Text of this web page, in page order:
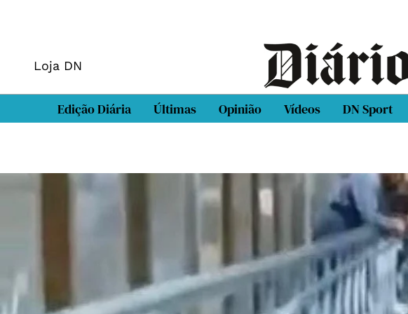
Loja DN
Edição Diária Últimas Opinião Vídeos DN Sport